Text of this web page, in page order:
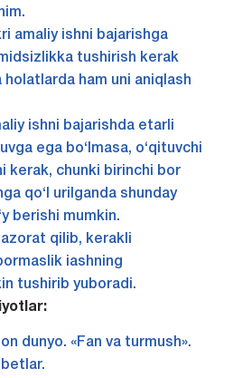
amaliy ishni bajarishga
tushirish kerak
holatlarda ham uni aniqlash
ishni bajarishda etarli
ega bo‘lmasa, o‘qituvchi
kerak, chunki birinchi bor
qo‘l urilganda shunday
berishi mumkin.
qilib, kerakli
iashning
tushirib yuboradi.
dunyo. «Fan va turmush».